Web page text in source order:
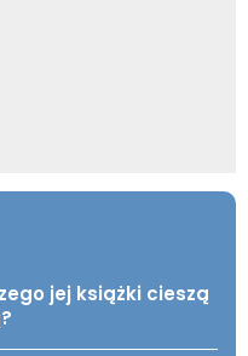
jej książki cieszą